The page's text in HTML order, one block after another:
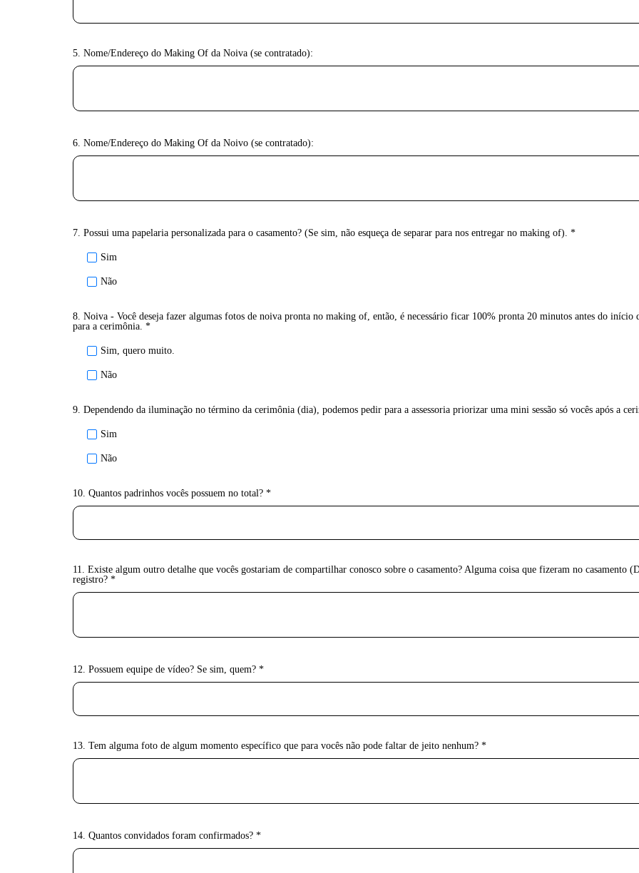
5. Nome/Endereço do Making Of da Noiva (se contratado):
6. Nome/Endereço do Making Of da Noivo (se contratado):
7. Possui uma papelaria personalizada para o casamento? (Se sim, não esqueça de separar para nos entregar no making of). *
Sim
Não
8. Noiva - Você deseja fazer algumas fotos de noiva pronta no making of, então, é necessário ficar 100% pronta 20 minutos antes do
para a cerimônia. *
Sim, quero muito.
Não
9. Dependendo da iluminação no término da cerimônia (dia), podemos pedir para a assessoria priorizar uma mini sessão só vocês após a
Sim
Não
10. Quantos padrinhos vocês possuem no total? *
11. Existe algum outro detalhe que vocês gostariam de compartilhar conosco sobre o casamento? Alguma coisa que fizeram no casamento
registro? *
12. Possuem equipe de vídeo? Se sim, quem? *
13. Tem alguma foto de algum momento específico que para vocês não pode faltar de jeito nenhum? *
14. Quantos convidados foram confirmados? *